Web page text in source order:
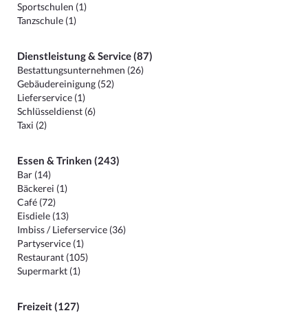
Sportschulen (1)
Tanzschule (1)
Dienstleistung & Service (87)
Bestattungsunternehmen (26)
Gebäudereinigung (52)
Lieferservice (1)
Schlüsseldienst (6)
Taxi (2)
Essen & Trinken (243)
Bar (14)
Bäckerei (1)
Café (72)
Eisdiele (13)
Imbiss / Lieferservice (36)
Partyservice (1)
Restaurant (105)
Supermarkt (1)
Freizeit (127)